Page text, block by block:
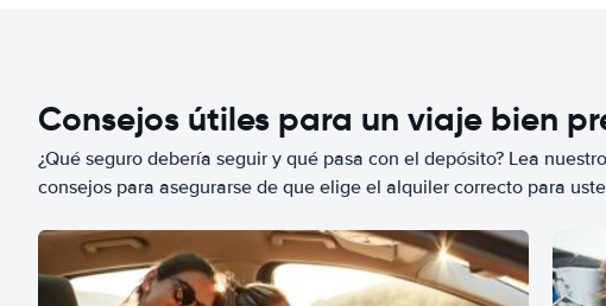
Consejos útiles para un viaje bien
¿Qué seguro debería seguir y qué pasa con el depósito? Lea
consejos para asegurarse de que elige el alquiler correcto para